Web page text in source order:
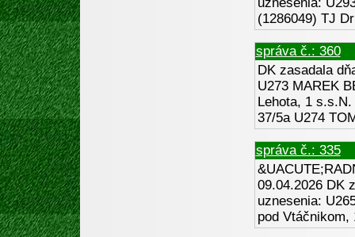
(1286049) TJ
správa č.: 360
DK zasadala
U273 MAREK
Lehota, 1
37/5a U274
správa č.: 335
09.04.2026 DK
uznesenia:
pod